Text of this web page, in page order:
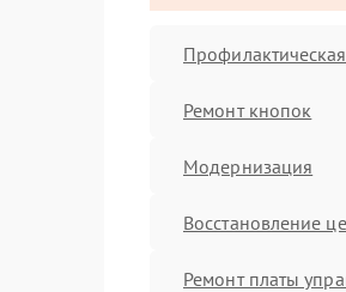
Ремонт кнопок
Модернизация
Восстановление
Ремонт платы